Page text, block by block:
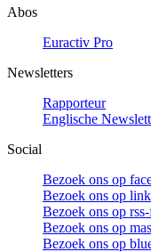
Abos
Euractiv Pro
Newsletters
Rapporteur
Englische
Social
Bezoek ons op
Bezoek ons op
Bezoek ons op
Bezoek ons op
Bezoek ons op